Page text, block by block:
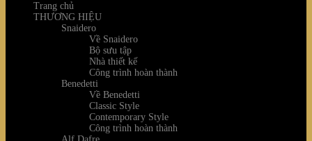
Trang chủ
THƯƠNG HIỆU
Snaidero
Về Snaidero
Bộ sưu tập
Nhà thiết kế
Công trình hoàn thành
Benedetti
Về Benedetti
Classic Style
Contemporary Style
Công trình hoàn thành